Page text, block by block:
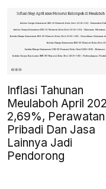
Inflasi Tahunan
Meulaboh April
2,69%, Perawatan
Pribadi Dan Jasa
Lainnya Jadi
Pendorong